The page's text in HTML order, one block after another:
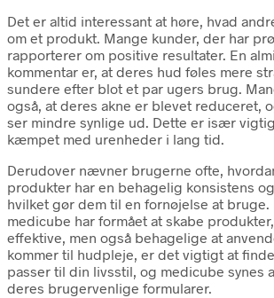
Det er altid interessant at høre, hvad
om et produkt. Mange kunder, der har
rapporterer om positive resultater. En
kommentar er, at deres hud føles mere
sundere efter blot et par ugers brug.
også, at deres akne er blevet reduceret,
ser mindre synlige ud. Dette er især
kæmpet med urenheder i lang tid.
Derudover nævner brugerne ofte,
produkter har en behagelig konsistens
hvilket gør dem til en fornøjelse at bruge.
medicube har formået at skabe
effektive, men også behagelige at
kommer til hudpleje, er det vigtigt at
passer til din livsstil, og medicube synes
deres brugervenlige formularer.